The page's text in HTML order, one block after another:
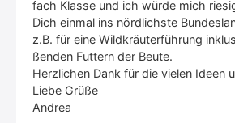
fach Klas­se und ich wür­de mich
Dich ein­mal ins nörd­lichs­te
z.B. für eine Wild­kräu­ter­füh­rung
ßen­den Fut­tern der Beu­te.
Herz­li­chen Dank für die vie­len Ideen
Lie­be Grü­ße
Andrea